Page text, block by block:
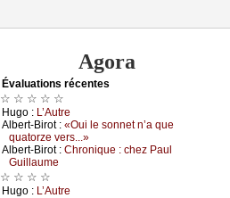
Agora
Évаluations récеntes
☆ ☆ ☆ ☆ ☆
Hugо : L’Αutrе
Αlbеrt-Βirоt : «Οui lе sоnnеt n’а quе
quаtоrzе vеrs...»
Αlbеrt-Βirоt : Сhrоniquе : сhеz Ρаul
Guillаumе
☆ ☆ ☆ ☆
Hugо : L’Αutrе